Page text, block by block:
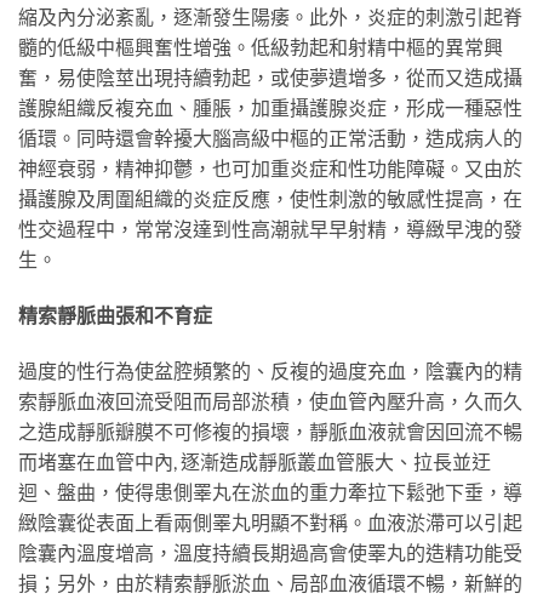
縮及內分泌紊亂，逐漸發生陽痿。此外，炎症的刺激引起脊
髓的低級中樞興奮性增強。低級勃起和射精中樞的異常興
奮，易使陰莖出現持續勃起，或使夢遺增多，從而又造成攝
護腺組織反複充血、腫脹，加重攝護腺炎症，形成一種惡性
循環。同時還會幹擾大腦高級中樞的正常活動，造成病人的
神經衰弱，精神抑鬱，也可加重炎症和性功能障礙。又由於
攝護腺及周圍組織的炎症反應，使性刺激的敏感性提高，在
性交過程中，常常沒達到性高潮就早早射精，導緻早洩的發
生。
精索靜脈曲張和不育症
過度的性行為使盆腔頻繁的、反複的過度充血，陰囊內的精
索靜脈血液回流受阻而局部淤積，使血管內壓升高，久而久
之造成靜脈瓣膜不可修複的損壞，靜脈血液就會因回流不暢
而堵塞在血管中內, 逐漸造成靜脈叢血管脹大、拉長並迂
迴、盤曲，使得患側睪丸在淤血的重力牽拉下鬆弛下垂，導
緻陰囊從表面上看兩側睪丸明顯不對稱。血液淤滯可以引起
陰囊內溫度增高，溫度持續長期過高會使睪丸的造精功能受
損；另外，由於精索靜脈淤血、局部血液循環不暢，新鮮的